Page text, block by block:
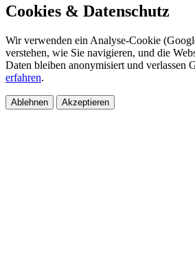
Cookies & Datenschutz
Wir verwenden ein Analyse-Cookie
verstehen, wie Sie navigieren, und die
Daten bleiben anonymisiert und verlassen
erfahren.
Ablehnen Akzeptieren